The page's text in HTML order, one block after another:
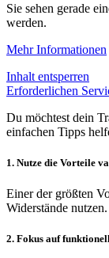
Sie sehen gerade
werden.
Mehr Informationen
Inhalt entsperren
Erforderlichen
Du möchtest dein
einfachen Tipps
1. Nutze die Vorteile
Einer der größten
Widerstände
2. Fokus auf